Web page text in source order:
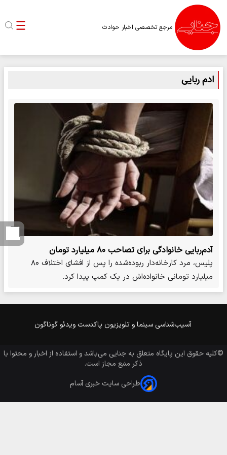
مرجع تخصصی اخبار حوادث
ادم ربایی
آدم‌ربایی خانوادگی برای تصاحب ۸۰ میلیارد تومان
پلیس، مرد کارخانه‌دار ربوده‌شده را پس از افشای اختلاف ۸۰
میلیارد تومانی خانواده‌اش در یک کمپ پیدا کرد.
آسیب‌شناسی سینما و تلویزیون پاکدست ویدئو گوناگون
©کلیه حقوق این پایگاه متعلق به جنایی می‌باشد و استفاده از اخبار و محتوا با
ذکر منبع مجاز است.
طراحی سایت خبری آسام